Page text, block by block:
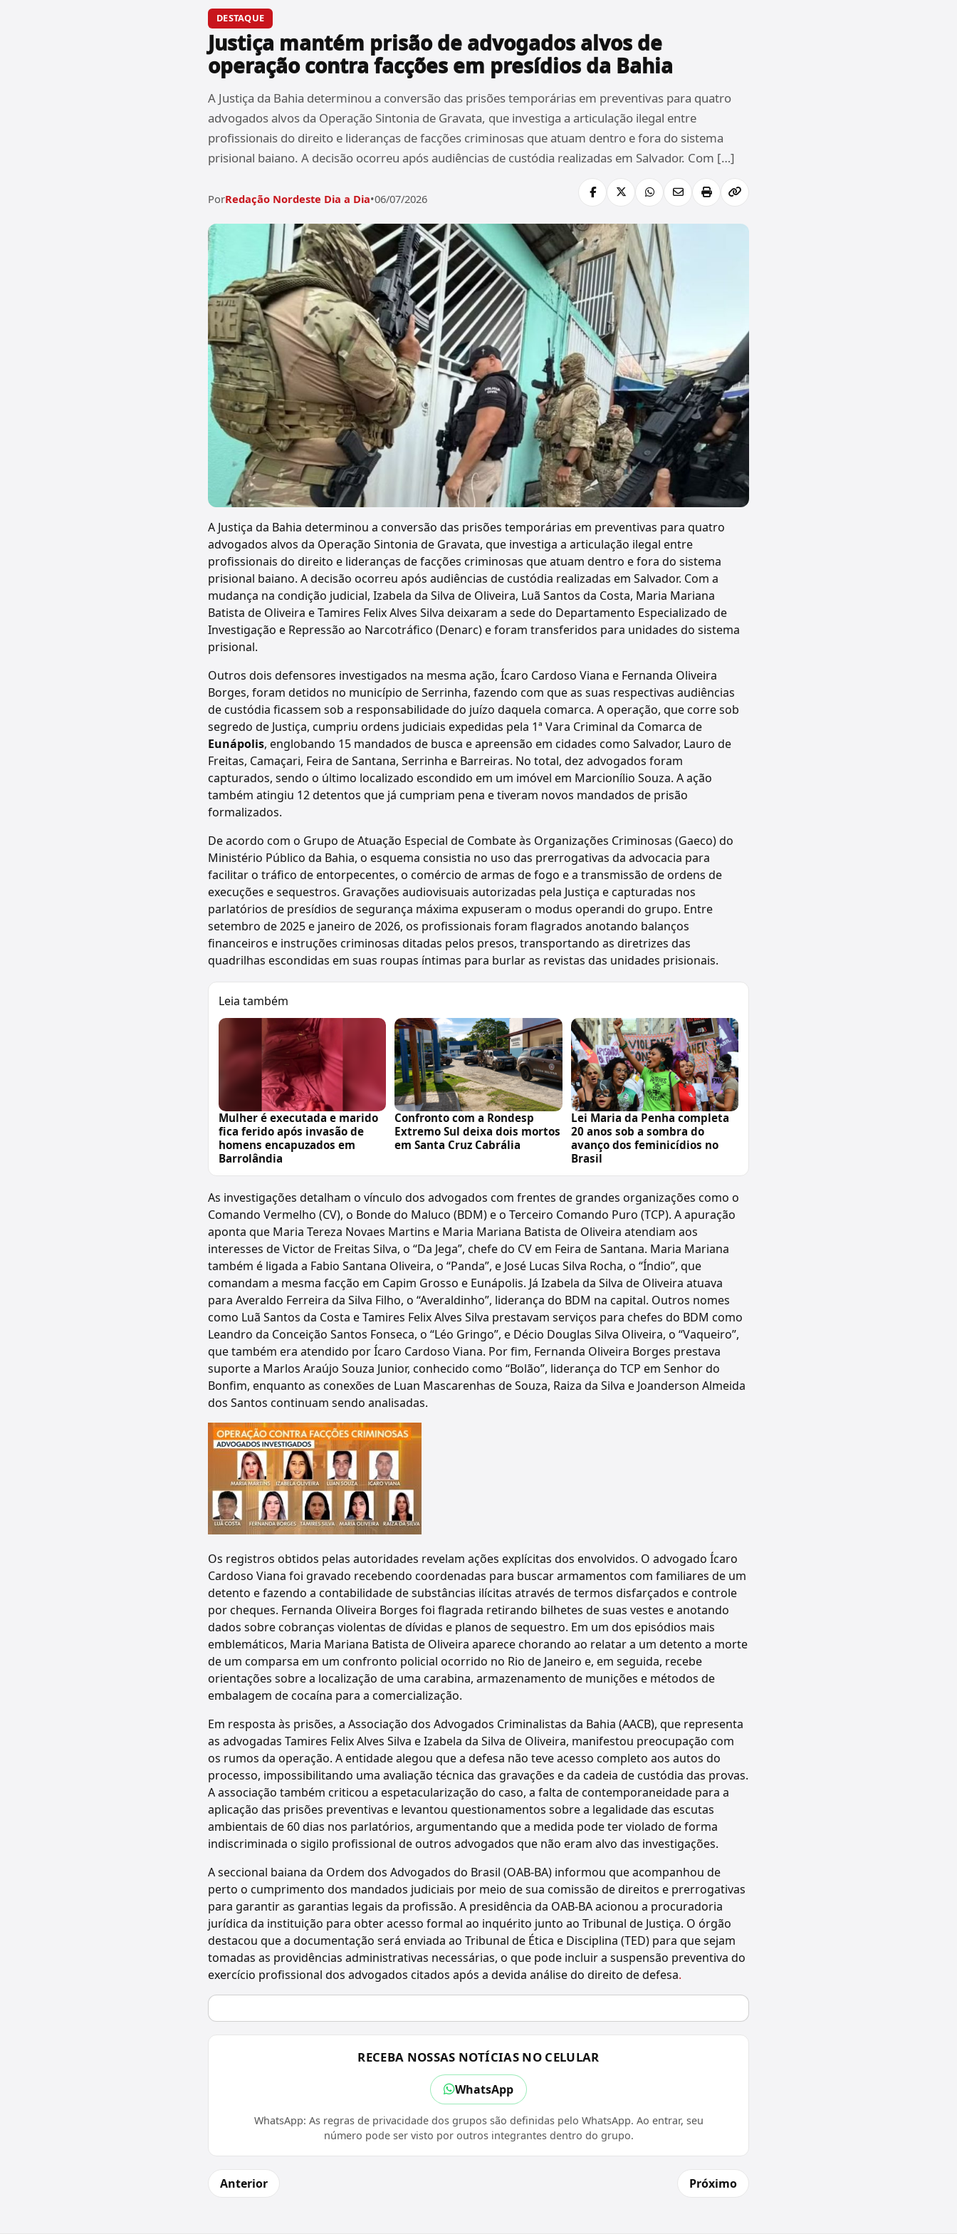
DESTAQUE
Justiça mantém prisão de advogados alvos de
operação contra facções em presídios da Bahia
A Justiça da Bahia determinou a conversão das prisões temporárias em preventivas para quatro
advogados alvos da Operação Sintonia de Gravata, que investiga a articulação ilegal entre
profissionais do direito e lideranças de facções criminosas que atuam dentro e fora do sistema
prisional baiano. A decisão ocorreu após audiências de custódia realizadas em Salvador. Com […]
PorRedação Nordeste Dia a Dia•06/07/2026
A Justiça da Bahia determinou a conversão das prisões temporárias em preventivas para quatro
advogados alvos da Operação Sintonia de Gravata, que investiga a articulação ilegal entre
profissionais do direito e lideranças de facções criminosas que atuam dentro e fora do sistema
prisional baiano. A decisão ocorreu após audiências de custódia realizadas em Salvador. Com a
mudança na condição judicial, Izabela da Silva de Oliveira, Luã Santos da Costa, Maria Mariana
Batista de Oliveira e Tamires Felix Alves Silva deixaram a sede do Departamento Especializado de
Investigação e Repressão ao Narcotráfico (Denarc) e foram transferidos para unidades do sistema
prisional.
Outros dois defensores investigados na mesma ação, Ícaro Cardoso Viana e Fernanda Oliveira
Borges, foram detidos no município de Serrinha, fazendo com que as suas respectivas audiências
de custódia ficassem sob a responsabilidade do juízo daquela comarca. A operação, que corre sob
segredo de Justiça, cumpriu ordens judiciais expedidas pela 1ª Vara Criminal da Comarca de
Eunápolis, englobando 15 mandados de busca e apreensão em cidades como Salvador, Lauro de
Freitas, Camaçari, Feira de Santana, Serrinha e Barreiras. No total, dez advogados foram
capturados, sendo o último localizado escondido em um imóvel em Marcionílio Souza. A ação
também atingiu 12 detentos que já cumpriam pena e tiveram novos mandados de prisão
formalizados.
De acordo com o Grupo de Atuação Especial de Combate às Organizações Criminosas (Gaeco) do
Ministério Público da Bahia, o esquema consistia no uso das prerrogativas da advocacia para
facilitar o tráfico de entorpecentes, o comércio de armas de fogo e a transmissão de ordens de
execuções e sequestros. Gravações audiovisuais autorizadas pela Justiça e capturadas nos
parlatórios de presídios de segurança máxima expuseram o modus operandi do grupo. Entre
setembro de 2025 e janeiro de 2026, os profissionais foram flagrados anotando balanços
financeiros e instruções criminosas ditadas pelos presos, transportando as diretrizes das
quadrilhas escondidas em suas roupas íntimas para burlar as revistas das unidades prisionais.
Leia também
Mulher é executada e marido
fica ferido após invasão de
homens encapuzados em
Barrolândia
Confronto com a Rondesp
Extremo Sul deixa dois mortos
em Santa Cruz Cabrália
Lei Maria da Penha completa
20 anos sob a sombra do
avanço dos feminicídios no
Brasil
As investigações detalham o vínculo dos advogados com frentes de grandes organizações como o
Comando Vermelho (CV), o Bonde do Maluco (BDM) e o Terceiro Comando Puro (TCP). A apuração
aponta que Maria Tereza Novaes Martins e Maria Mariana Batista de Oliveira atendiam aos
interesses de Victor de Freitas Silva, o “Da Jega”, chefe do CV em Feira de Santana. Maria Mariana
também é ligada a Fabio Santana Oliveira, o “Panda”, e José Lucas Silva Rocha, o “Índio”, que
comandam a mesma facção em Capim Grosso e Eunápolis. Já Izabela da Silva de Oliveira atuava
para Averaldo Ferreira da Silva Filho, o “Averaldinho”, liderança do BDM na capital. Outros nomes
como Luã Santos da Costa e Tamires Felix Alves Silva prestavam serviços para chefes do BDM como
Leandro da Conceição Santos Fonseca, o “Léo Gringo”, e Décio Douglas Silva Oliveira, o “Vaqueiro”,
que também era atendido por Ícaro Cardoso Viana. Por fim, Fernanda Oliveira Borges prestava
suporte a Marlos Araújo Souza Junior, conhecido como “Bolão”, liderança do TCP em Senhor do
Bonfim, enquanto as conexões de Luan Mascarenhas de Souza, Raiza da Silva e Joanderson Almeida
dos Santos continuam sendo analisadas.
Os registros obtidos pelas autoridades revelam ações explícitas dos envolvidos. O advogado Ícaro
Cardoso Viana foi gravado recebendo coordenadas para buscar armamentos com familiares de um
detento e fazendo a contabilidade de substâncias ilícitas através de termos disfarçados e controle
por cheques. Fernanda Oliveira Borges foi flagrada retirando bilhetes de suas vestes e anotando
dados sobre cobranças violentas de dívidas e planos de sequestro. Em um dos episódios mais
emblemáticos, Maria Mariana Batista de Oliveira aparece chorando ao relatar a um detento a morte
de um comparsa em um confronto policial ocorrido no Rio de Janeiro e, em seguida, recebe
orientações sobre a localização de uma carabina, armazenamento de munições e métodos de
embalagem de cocaína para a comercialização.
Em resposta às prisões, a Associação dos Advogados Criminalistas da Bahia (AACB), que representa
as advogadas Tamires Felix Alves Silva e Izabela da Silva de Oliveira, manifestou preocupação com
os rumos da operação. A entidade alegou que a defesa não teve acesso completo aos autos do
processo, impossibilitando uma avaliação técnica das gravações e da cadeia de custódia das provas.
A associação também criticou a espetacularização do caso, a falta de contemporaneidade para a
aplicação das prisões preventivas e levantou questionamentos sobre a legalidade das escutas
ambientais de 60 dias nos parlatórios, argumentando que a medida pode ter violado de forma
indiscriminada o sigilo profissional de outros advogados que não eram alvo das investigações.
A seccional baiana da Ordem dos Advogados do Brasil (OAB-BA) informou que acompanhou de
perto o cumprimento dos mandados judiciais por meio de sua comissão de direitos e prerrogativas
para garantir as garantias legais da profissão. A presidência da OAB-BA acionou a procuradoria
jurídica da instituição para obter acesso formal ao inquérito junto ao Tribunal de Justiça. O órgão
destacou que a documentação será enviada ao Tribunal de Ética e Disciplina (TED) para que sejam
tomadas as providências administrativas necessárias, o que pode incluir a suspensão preventiva do
exercício profissional dos advogados citados após a devida análise do direito de defesa.
RECEBA NOSSAS NOTÍCIAS NO CELULAR
WhatsApp
WhatsApp: As regras de privacidade dos grupos são definidas pelo WhatsApp. Ao entrar, seu
número pode ser visto por outros integrantes dentro do grupo.
Anterior Próximo